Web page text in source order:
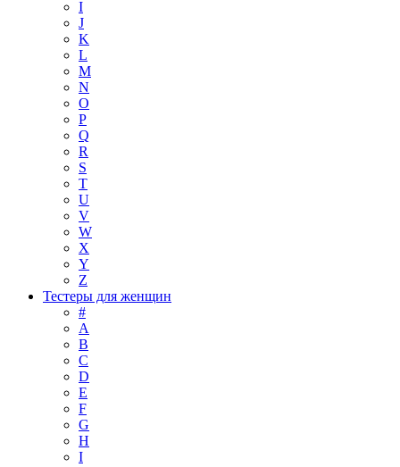
I
J
K
L
M
N
O
P
Q
R
S
T
U
V
W
X
Y
Z
Тестеры для женщин
#
A
B
C
D
E
F
G
H
I